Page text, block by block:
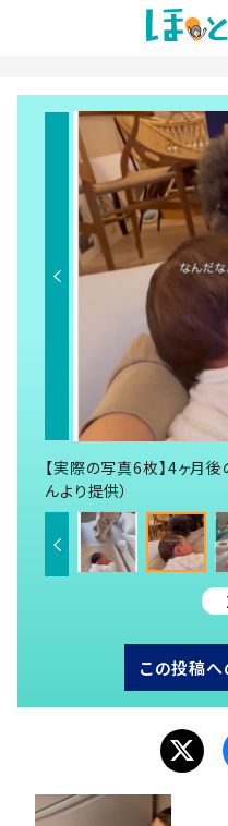
【実際の写真6枚】4ヶ月
んより提供）
この投稿へ